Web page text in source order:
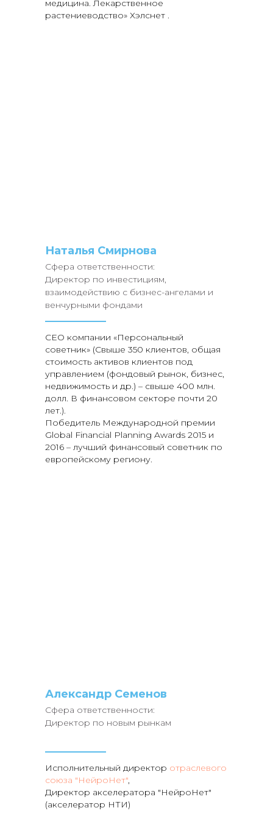
медицина. Лекарственное
растениеводство» Хэлснет .
Наталья Смирнова
Сфера ответственности:
Директор по инвестициям,
взаимодействию с бизнес-ангелами и
венчурными фондами
CEO компании «Персональный
советник» (Свыше 350 клиентов, общая
стоимость активов клиентов под
управлением (фондовый рынок, бизнес,
недвижимость и др.) – свыше 400 млн.
долл. В финансовом секторе почти 20
лет.).
Победитель Международной премии
Global Financial Planning Awards 2015 и
2016 – лучший финансовый советник по
европейскому региону.
Александр Семенов
Сфера ответственности:
Директор по новым рынкам
Исполнительный директор отраслевого
союза "НейроНет",
Директор акселератора "НейроНет"
(акселератор НТИ)